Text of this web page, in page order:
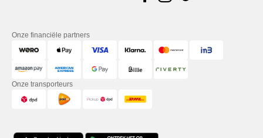
Onze financiële partners
Onze transporteurs